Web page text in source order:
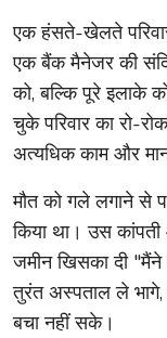
एक हंसते-खेलते
एक बैंक मैनेजर की
को, बल्कि पूरे इलाके
चुके परिवार का रो-
अत्यधिक काम और
मौत को गले लगाने से
किया था। उस
जमीन खिसका दी
तुरंत अस्पताल ले भागे,
बचा नहीं सके।